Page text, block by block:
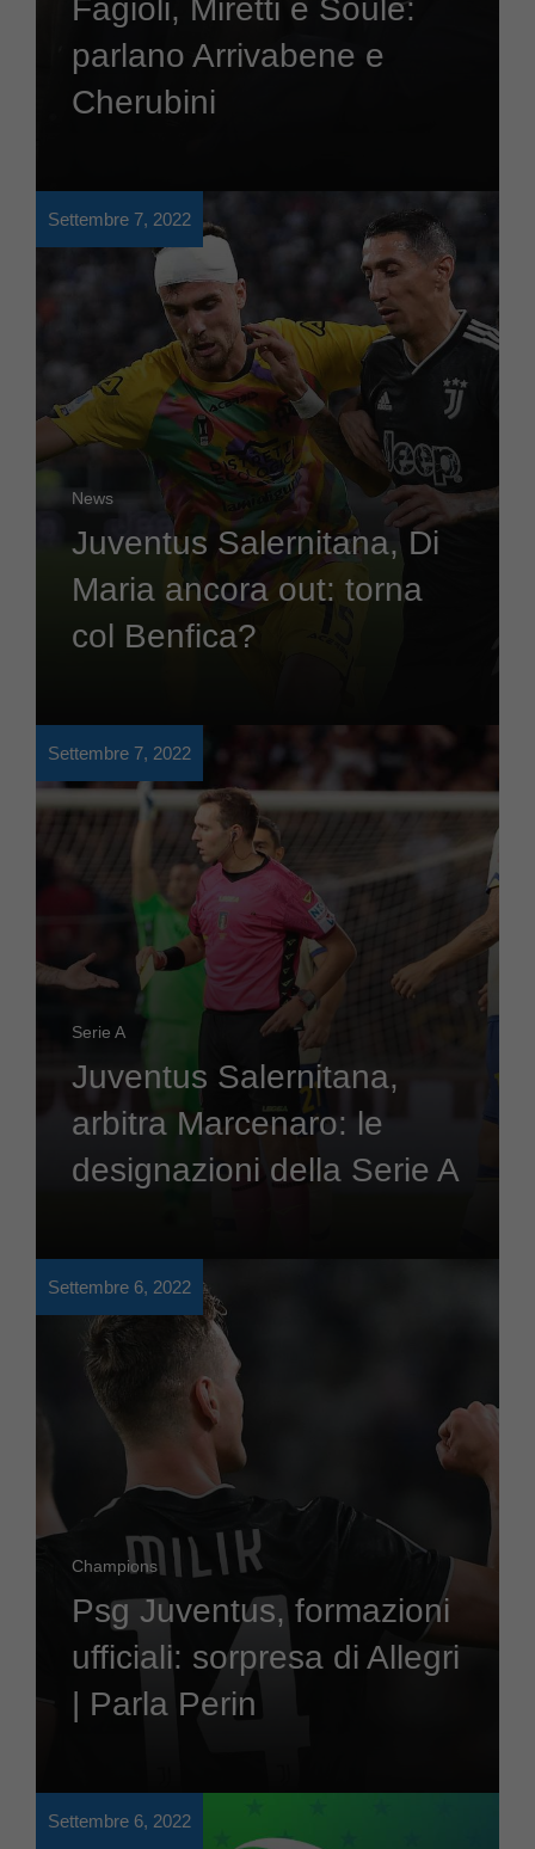
Fagioli, Miretti e Soulé:
parlano Arrivabene e
Cherubini
Settembre 7, 2022
News
Juventus Salernitana, Di
Maria ancora out: torna
col Benfica?
Settembre 7, 2022
Serie A
Juventus Salernitana,
arbitra Marcenaro: le
designazioni della Serie A
Settembre 6, 2022
Champions
Psg Juventus, formazioni
ufficiali: sorpresa di Allegri
| Parla Perin
Settembre 6, 2022